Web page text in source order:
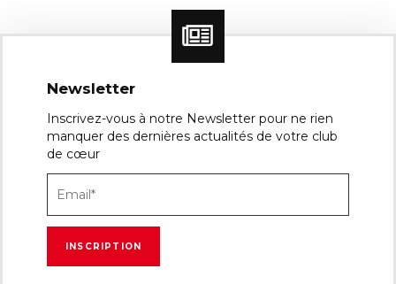
Newsletter
Inscrivez-vous à notre Newsletter pour ne rien
manquer des dernières actualités de votre club
de cœur